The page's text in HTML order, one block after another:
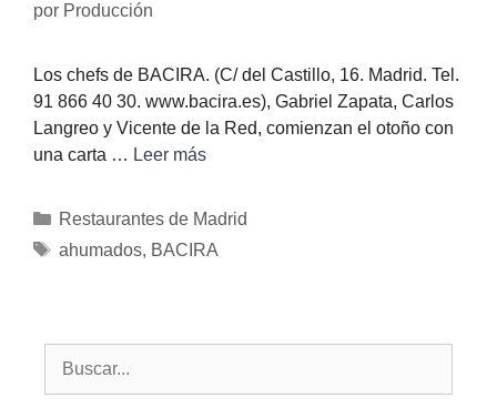
por Producción
Los chefs de BACIRA. (C/ del Castillo, 16. Madrid. Tel.
91 866 40 30. www.bacira.es), Gabriel Zapata, Carlos
Langreo y Vicente de la Red, comienzan el otoño con
una carta … Leer más
Restaurantes de Madrid
ahumados, BACIRA